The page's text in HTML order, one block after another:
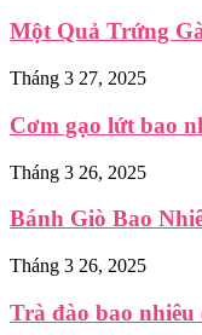
Một Quả Trứng
Tháng 3 27, 2025
Cơm gạo lứt bao
Tháng 3 26, 2025
Bánh Giò Bao
Tháng 3 26, 2025
Trà đào bao nhiêu